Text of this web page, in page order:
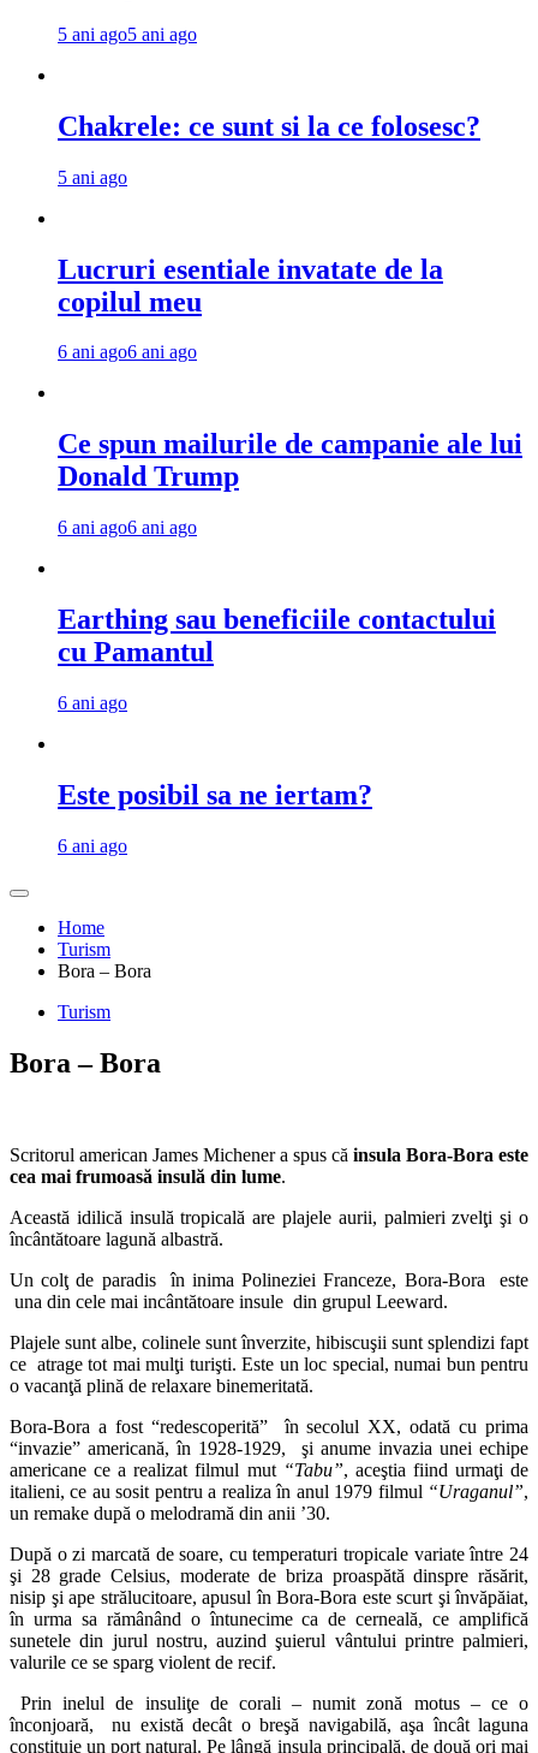
5 ani ago5 ani ago
Chakrele: ce sunt si la ce folosesc?
5 ani ago
Lucruri esentiale invatate de la
copilul meu
6 ani ago6 ani ago
Ce spun mailurile de campanie ale lui
Donald Trump
6 ani ago6 ani ago
Earthing sau beneficiile contactului
cu Pamantul
6 ani ago
Este posibil sa ne iertam?
6 ani ago
Home
Turism
Bora – Bora
Turism
Bora – Bora
Scritorul american James Michener a spus că insula Bora-Bora este
cea mai frumoasă insulă din lume.
Această idilică insulă tropicală are plajele aurii, palmieri zvelţi şi o
încântătoare lagună albastră.
Un colţ de paradis în inima Polineziei Franceze, Bora-Bora este
una din cele mai incântătoare insule din grupul Leeward.
Plajele sunt albe, colinele sunt înverzite, hibiscuşii sunt splendizi fapt
ce atrage tot mai mulţi turişti. Este un loc special, numai bun pentru
o vacanţă plină de relaxare binemeritată.
Bora-Bora a fost “redescoperită” în secolul XX, odată cu prima
“invazie” americană, în 1928-1929, şi anume invazia unei echipe
americane ce a realizat filmul mut “Tabu”, aceştia fiind urmaţi de
italieni, ce au sosit pentru a realiza în anul 1979 filmul “Uraganul”,
un remake după o melodramă din anii ’30.
După o zi marcată de soare, cu temperaturi tropicale variate între 24
şi 28 grade Celsius, moderate de briza proaspătă dinspre răsărit,
nisip şi ape strălucitoare, apusul în Bora-Bora este scurt şi învăpăiat,
în urma sa rămânând o întunecime ca de cerneală, ce amplifică
sunetele din jurul nostru, auzind şuierul vântului printre palmieri,
valurile ce se sparg violent de recif.
Prin inelul de insuliţe de corali – numit zonă motus – ce o
înconjoară, nu există decât o breşă navigabilă, aşa încât laguna
constituie un port natural. Pe lângă insula principală, de două ori mai